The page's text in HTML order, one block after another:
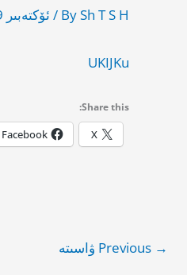
BySh T S H
/ ئۆكتەبىر 29, 2024
UKIJKu
Share this:
X
Facebook
→